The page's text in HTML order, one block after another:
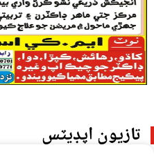
تازيون اپڊيٽس